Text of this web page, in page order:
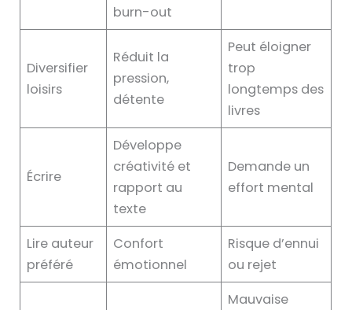
burn-out
Diversifier
loisirs
Réduit la
pression,
détente
Peut éloigner
trop
longtemps des
livres
Écrire
Développe
créativité et
rapport au
texte
Demande un
effort mental
Lire auteur
préféré
Confort
émotionnel
Risque d’ennui
ou rejet
Mauvaise